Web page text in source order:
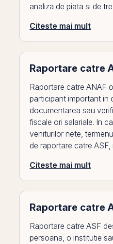
analiza de piata si de
Citeste mai mult
Raportare catre
Raportare catre ANAF
participant important in
documentarea sau
fiscale ori salariale. In
veniturilor nete,
de raportare catre ASF,
Citeste mai mult
Raportare catre
Raportare catre ASF
persoana, o institutie